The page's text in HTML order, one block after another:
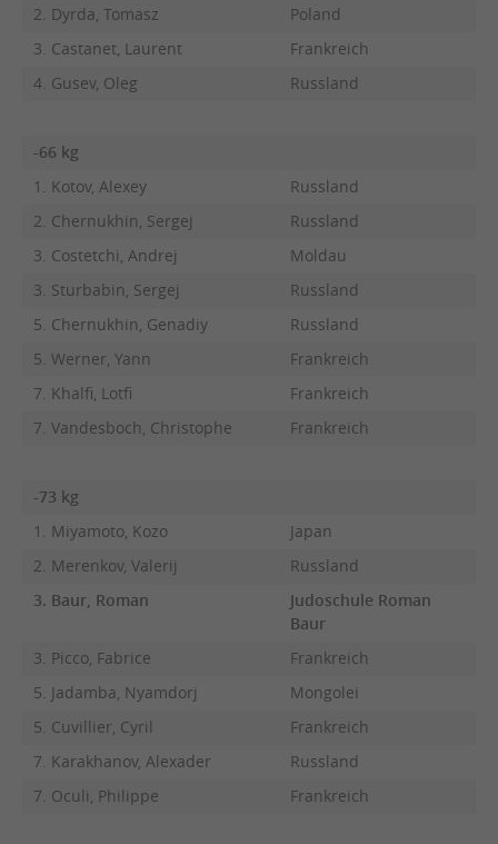
2. Dyrda, Tomasz
Poland
3. Castanet, Laurent
Frankreich
4. Gusev, Oleg
Russland
-66 kg
1. Kotov, Alexey
Russland
2. Chernukhin, Sergej
Russland
3. Costetchi, Andrej
Moldau
3. Sturbabin, Sergej
Russland
5. Chernukhin, Genadiy
Russland
5. Werner, Yann
Frankreich
7. Khalfi, Lotfi
Frankreich
7. Vandesboch, Christophe
Frankreich
-73 kg
1. Miyamoto, Kozo
Japan
2. Merenkov, Valerij
Russland
3. Baur, Roman
Judoschule Roman
Baur
3. Picco, Fabrice
Frankreich
5. Jadamba, Nyamdorj
Mongolei
5. Cuvillier, Cyril
Frankreich
7. Karakhanov, Alexader
Russland
7. Oculi, Philippe
Frankreich